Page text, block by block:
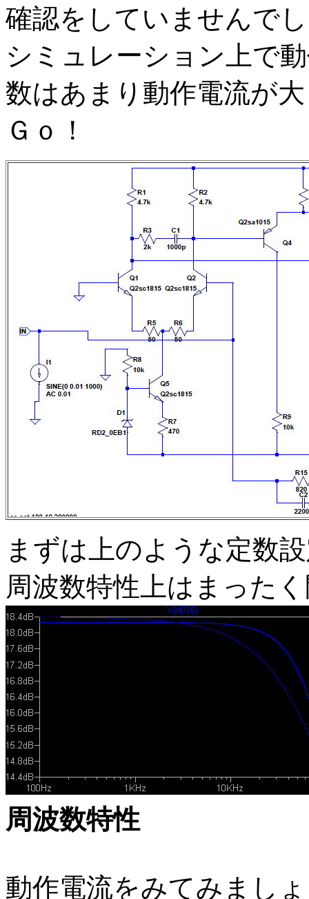
確認をしていませんで
シミュレーション上で
数はあまり動作電流が
Ｇｏ！
まずは上のような定数
周波数特性上はまった
周波数特性
動作電流をみてみまし